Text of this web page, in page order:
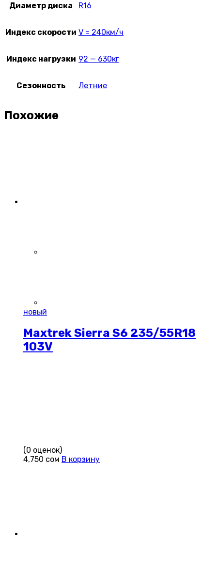
Диаметр диска R16
Индекс скорости V = 240км/ч
Индекс нагрузки 92 — 630кг
Сезонность Летние
Похожие
новый
Maxtrek Sierra S6 235/55R18
103V
(0 оценок)
4,750 сом В корзину